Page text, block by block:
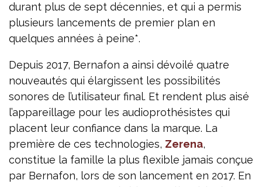
durant plus de sept décennies, et qui a permis
plusieurs lancements de premier plan en
quelques années à peine*.
Depuis 2017, Bernafon a ainsi dévoilé quatre
nouveautés qui élargissent les possibilités
sonores de l’utilisateur final. Et rendent plus aisé
l’appareillage pour les audioprothésistes qui
placent leur confiance dans la marque. La
première de ces technologies, Zerena,
constitue la famille la plus flexible jamais conçue
par Bernafon, lors de son lancement en 2017. En